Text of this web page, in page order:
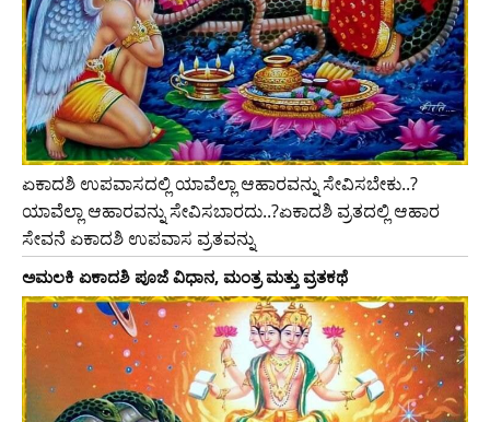
ಏಕಾದಶಿ ಉಪವಾಸದಲ್ಲಿ ಯಾವೆಲ್ಲಾ ಆಹಾರವನ್ನು ಸೇವಿಸಬೇಕು..?
ಯಾವೆಲ್ಲಾ ಆಹಾರವನ್ನು ಸೇವಿಸಬಾರದು..?ಏಕಾದಶಿ ವ್ರತದಲ್ಲಿ ಆಹಾರ
ಸೇವನೆ ಏಕಾದಶಿ ಉಪವಾಸ ವ್ರತವನ್ನು
ಅಮಲಕಿ ಏಕಾದಶಿ ಪೂಜೆ ವಿಧಾನ, ಮಂತ್ರ ಮತ್ತು ವ್ರತಕಥೆ